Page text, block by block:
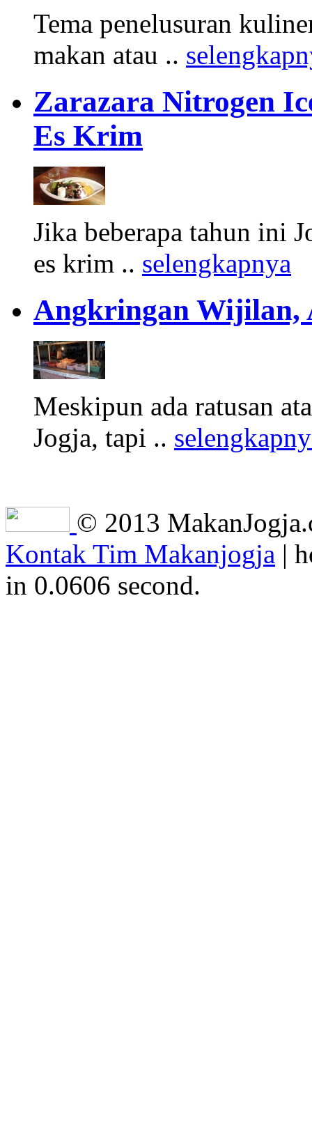
Tema penelusuran
makan atau ..
Zarazara Nitrogen
Es Krim
Jika beberapa tahun ini
es krim .. selengkapnya
Angkringan Wijilan,
Meskipun ada ratusan
Jogja, tapi ..
© 2013
Kontak Tim Makanjogja |
in 0.0606 second.